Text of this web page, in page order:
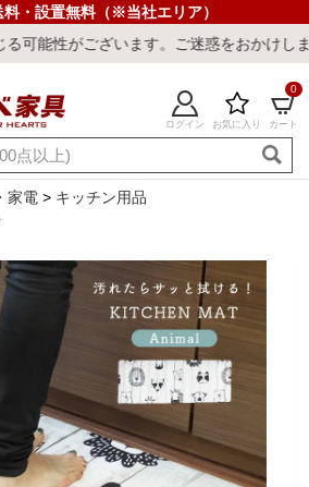
・設置無料（※当社エリア）
ます。ご迷惑をおかけしまして誠に申し
ログイン お気に入り カート
0
新規会員登録
閲覧履歴
探す
冷感寝具 ワークデスク ウィルトンラ
家電
キッチン用品